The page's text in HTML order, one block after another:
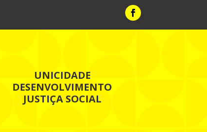
UNICIDADE
DESENVOLVIMENTO
JUSTIÇA SOCIAL